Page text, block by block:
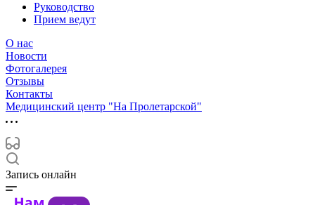
Руководство
Прием ведут
О нас
Новости
Фотогалерея
Отзывы
Контакты
Медицинский центр "На Пролетарской"
Запись онлайн